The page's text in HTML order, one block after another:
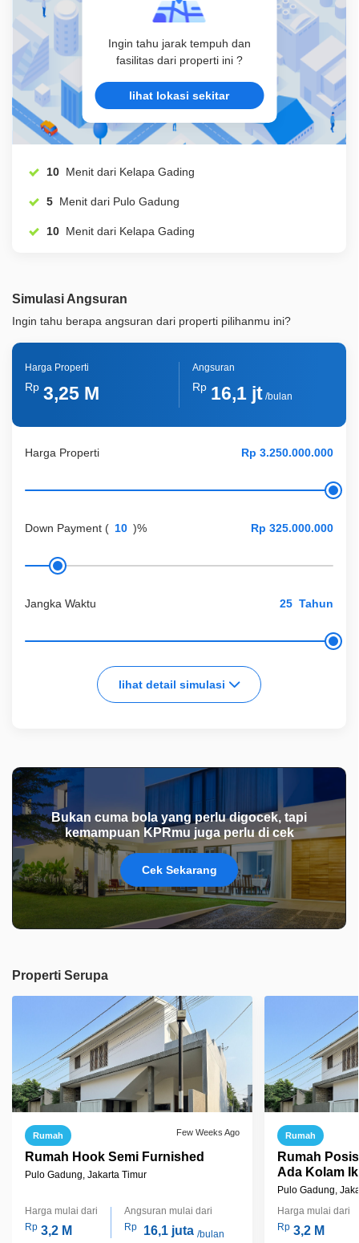
Ingin tahu jarak tempuh dan
fasilitas dari properti ini ?
lihat lokasi sekitar
10 Menit dari Kelapa Gading
5 Menit dari Pulo Gadung
10 Menit dari Kelapa Gading
Simulasi Angsuran
Ingin tahu berapa angsuran dari properti pilihanmu ini?
Harga Properti
Down Payment ( )%
Jangka Waktu Tahun
lihat detail simulasi
Harga Properti
Rp 3,25 M
Angsuran
Rp 16,1 jt/bulan
Bukan cuma bola yang perlu digocek, tapi
kemampuan KPRmu juga perlu di cek
Cek Sekarang
Properti Serupa
Rumah Few Weeks Ago
Rumah Hook Semi Furnished
Pulo Gadung, Jakarta Timur
Harga mulai dari
Rp 3,2 M
Angsuran mulai dari
Rp
16,1 juta /bulan
Rumah
Rumah
Ada Kolam
Pulomas
Pulo Gadung,
Harga mulai dari
Rp 3,2 M